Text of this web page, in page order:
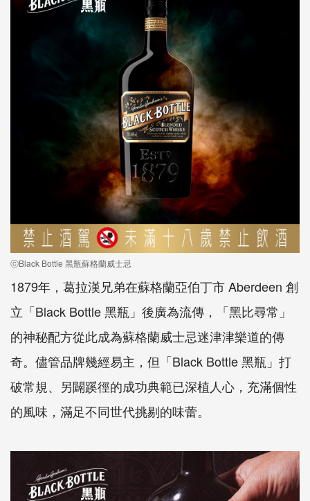
ⓒBlack Bottle 黑瓶蘇格蘭威士忌
1879年，葛拉漢兄弟在蘇格蘭亞伯丁市 Aberdeen 創
立「Black Bottle 黑瓶」後廣為流傳，「黑比尋常」
的神秘配方從此成為蘇格蘭威士忌迷津津樂道的傳
奇。儘管品牌幾經易主，但「Black Bottle 黑瓶」打
破常規、另闢蹊徑的成功典範已深植人心，充滿個性
的風味，滿足不同世代挑剔的味蕾。